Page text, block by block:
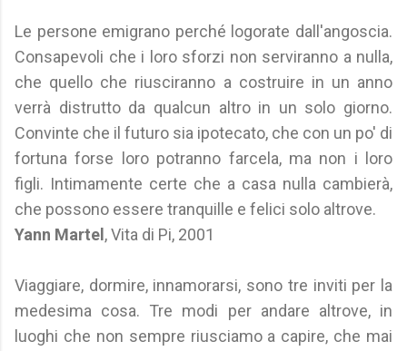
Le persone emigrano perché logorate dall'angoscia.
Consapevoli che i loro sforzi non serviranno a nulla,
che quello che riusciranno a costruire in un anno
verrà distrutto da qualcun altro in un solo giorno.
Convinte che il futuro sia ipotecato, che con un po' di
fortuna forse loro potranno farcela, ma non i loro
figli. Intimamente certe che a casa nulla cambierà,
che possono essere tranquille e felici solo altrove.
Yann Martel , Vita di Pi, 2001
Viaggiare, dormire, innamorarsi, sono tre inviti per la
medesima cosa. Tre modi per andare altrove, in
luoghi che non sempre riusciamo a capire, che mai